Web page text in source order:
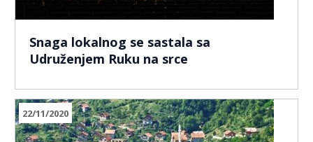
Snaga lokalnog se sastala sa
Udruženjem Ruku na srce
22/11/2020